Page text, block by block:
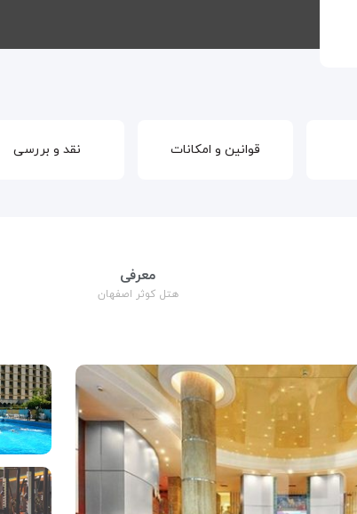
قوانین و امکانات نقد و بررسی
معرفی
هتل کوثر اصفهان